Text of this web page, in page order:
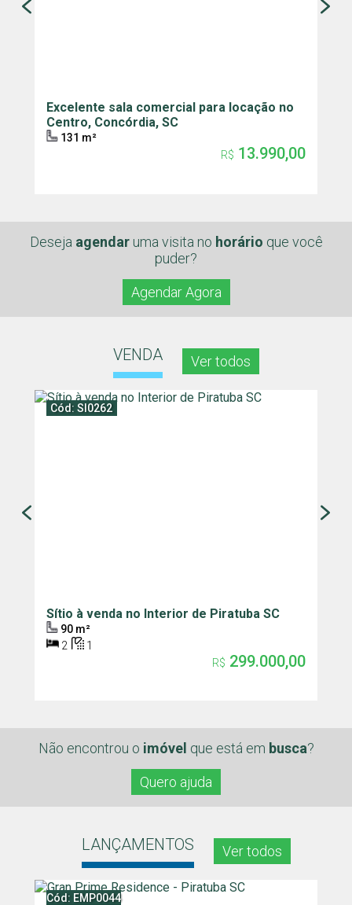
Excelente sala comercial para locação no
Centro, Concórdia, SC
131 m²
R$ 13.990,00
Deseja agendaruma visita no horário que você
puder?
Agendar Agora
VENDA Ver todos
Cód: SI0262
Sítio à venda no Interior de Piratuba SC
90 m²
2
1
R$ 299.000,00
Não encontrou o imóvel que está em busca?
Quero ajuda
LANÇAMENTOS Ver todos
Cód: EMP0044